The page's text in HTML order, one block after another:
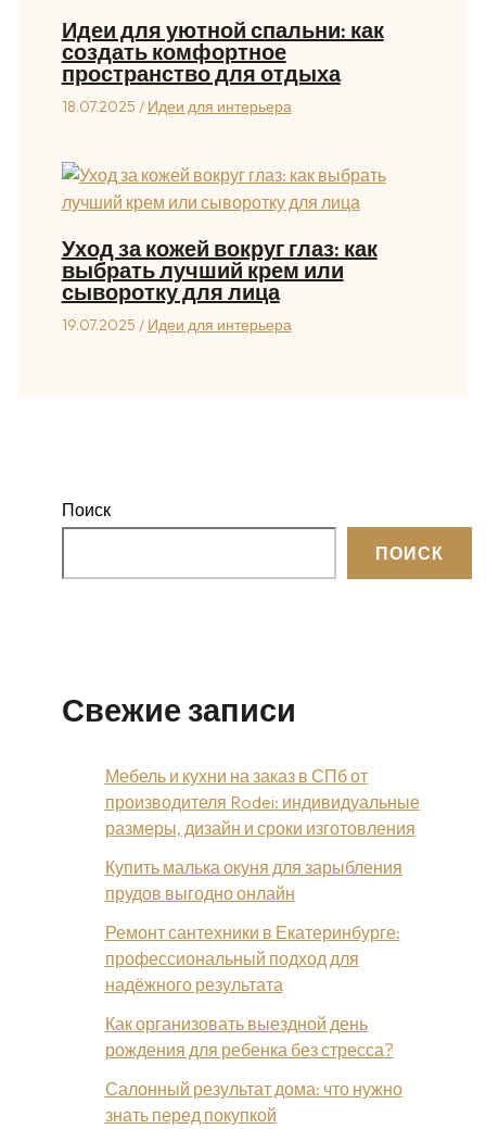
Идеи для уютной спальни: как
создать комфортное
пространство для отдыха
18.07.2025 / Идеи для интерьера
Уход за кожей вокруг глаз: как
выбрать лучший крем или
сыворотку для лица
19.07.2025 / Идеи для интерьера
Поиск
ПОИСК
Свежие записи
Мебель и кухни на заказ в СПб от
производителя Rodei: индивидуальные
размеры, дизайн и сроки изготовления
Купить малька окуня для зарыбления
прудов выгодно онлайн
Ремонт сантехники в Екатеринбурге:
профессиональный подход для
надёжного результата
Как организовать выездной день
рождения для ребенка без стресса?
Салонный результат дома: что нужно
знать перед покупкой